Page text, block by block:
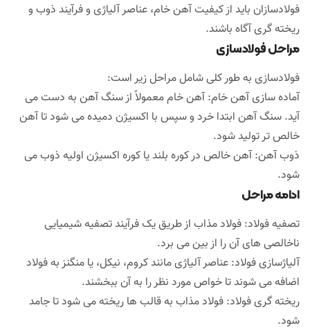
فولادسازان باید از کیفیت آهن خام، عناصر آلیاژی و فرآیند ذوب و
ریخته گری آگاه باشند.
مراحل فولادسازی
فولادسازی به طور کلی شامل مراحل زیر است:
آماده سازی آهن خام: آهن خام معمولاً از سنگ آهن به دست می
آید. سنگ آهن ابتدا خرد و سپس با اکسیژن دمیده می شود تا آهن
خالص تر تولید شود.
ذوب آهن: آهن خالص در کوره بلند یا کوره اکسیژن اولیه ذوب می
شود.
ادامه مراحل
تصفیه فولاد: فولاد مذاب از طریق یک فرآیند تصفیه شیمیایی
ناخالصی های آن را از بین می برد.
آلیاژسازی فولاد: عناصر آلیاژی مانند کروم، نیکل، یا منگنز به فولاد
اضافه می شوند تا خواص مورد نظر را به آن ببخشند.
ریخته گری فولاد: فولاد مذاب به قالب ها ریخته می شود تا جامد
شود.